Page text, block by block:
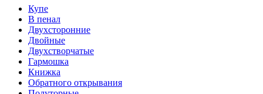
Купе
В пенал
Двухсторонние
Двойные
Двухстворчатые
Гармошка
Книжка
Обратного открывания